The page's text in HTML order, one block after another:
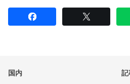
国内 記